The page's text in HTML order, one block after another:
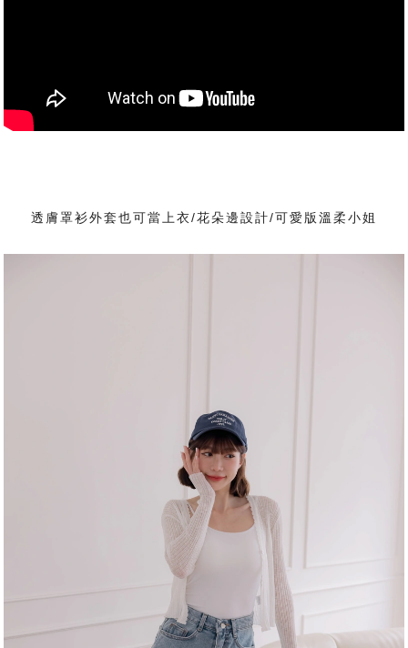
透膚罩衫外套也可當上衣/花朵邊設計/可愛版溫柔小姐